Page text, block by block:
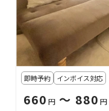
即時予約 インボイス対応
660 円 〜 880 円